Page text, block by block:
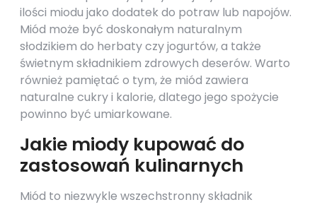
ilości miodu jako dodatek do potraw lub napojów.
Miód może być doskonałym naturalnym
słodzikiem do herbaty czy jogurtów, a także
świetnym składnikiem zdrowych deserów. Warto
również pamiętać o tym, że miód zawiera
naturalne cukry i kalorie, dlatego jego spożycie
powinno być umiarkowane.
Jakie miody kupować do
zastosowań kulinarnych
Miód to niezwykle wszechstronny składnik